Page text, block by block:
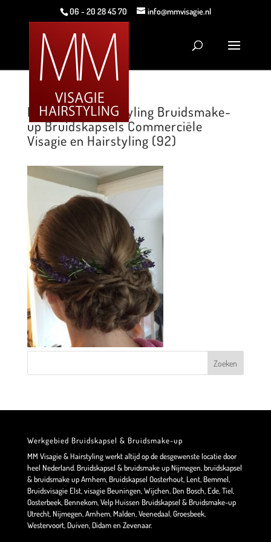
06 - 20 28 45 70 info@mmvisagie.nl
MM Visagie Hairstyling Bruidsmake-
up Bruidskapsels Commerciële
Visagie en Hairstyling (92)
Werkgebied Bruidskapsel & Bruidsmake-up
MM Visagie & Hairstyling werkt altijd op de desgewenste locatie door
heel Nederland. Bruidskapsel & bruidsmake up Nijmegen, bruidskapsel
& bruidsmake up Arnhem, Bruidskapsel Oosterhout, Lent, Bemmel,
Bruidsvisagie Elst, visagie Beuningen, Wijchen, Den Bosch, Ede, Tiel,
Oosterbeek, Bennekom, Velp Huissen Bruidskapsel & Bruidsmake-up
Utrecht, Nijmegen, Arnhem, Malden, Veenedaal, Groesbeek,
Westervoort, Duiven, Didam en Zevenaar.